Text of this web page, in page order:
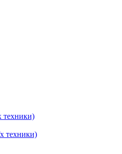
техники)
техники)